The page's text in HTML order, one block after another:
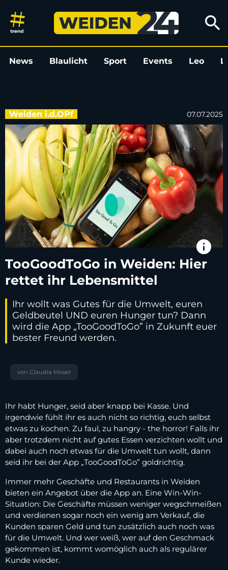
TooGoodToGo in Weiden:
search
News Blaulicht Sport Events Leo
Weiden i.d.OPf 07.07.2025
info
TooGoodToGo in Weiden: Hier
rettet ihr Lebensmittel
Ihr wollt was Gutes für die Umwelt, euren
Geldbeutel UND euren Hunger tun? Dann
wird die App „TooGoodToGo” in Zukunft euer
bester Freund werden.
von Claudia Moser
Ihr habt Hunger, seid aber knapp bei Kasse. Und
irgendwie fühlt ihr es auch nicht so richtig, euch selbst
etwas zu kochen. Zu faul, zu hangry - the horror! Falls ihr
aber trotzdem nicht auf gutes Essen verzichten wollt und
dabei auch noch etwas für die Umwelt tun wollt, dann
seid ihr bei der App „TooGoodToGo” goldrichtig.
Immer mehr Geschäfte und Restaurants in Weiden
bieten ein Angebot über die App an. Eine Win-Win-
Situation: Die Geschäfte müssen weniger wegschmeißen
und verdienen sogar noch ein wenig am Verkauf, die
Kunden sparen Geld und tun zusätzlich auch noch was
für die Umwelt. Und wer weiß, wer auf den Geschmack
gekommen ist, kommt womöglich auch als regulärer
Kunde wieder.